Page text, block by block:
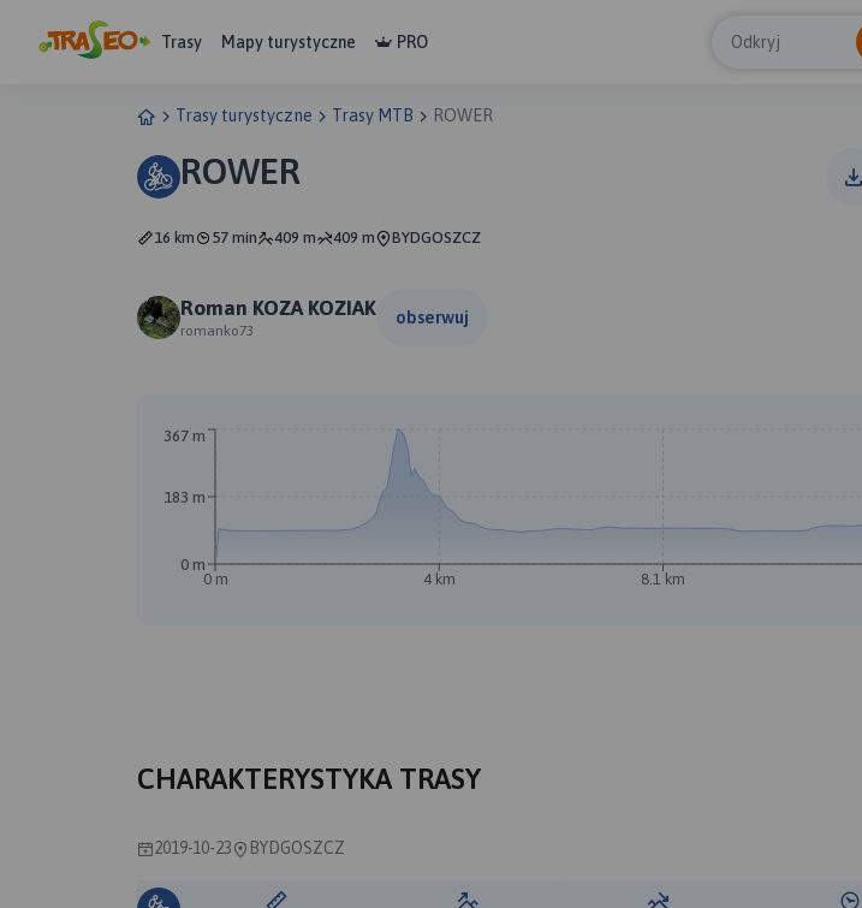
Trasy Mapy turystyczne PRO Odkryj
Trasy turystyczne Trasy MTB ROWER
ROWER
16 km 57 min 409 m 409 m BYDGOSZCZ
Roman KOZA KOZIAK
romanko73
obserwuj
0 m 4 km 8.1 km
0 m
183 m
367 m
CHARAKTERYSTYKA TRASY
2019-10-23 BYDGOSZCZ